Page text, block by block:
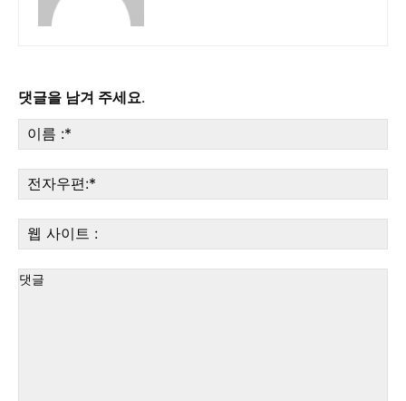
댓글을 남겨 주세요.
름
:*
자
우
사
이